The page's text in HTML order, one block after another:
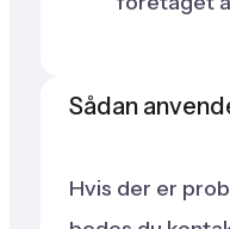
Sådan
Hvis der er